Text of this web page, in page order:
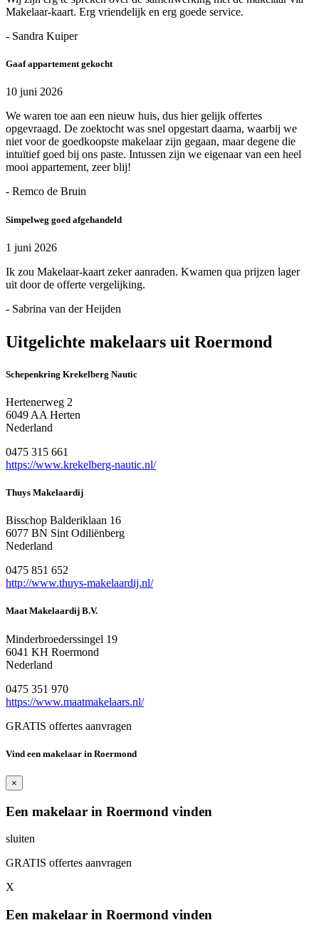
Makelaar-kaart. Erg vriendelijk en erg goede service.
- Sandra Kuiper
Gaaf appartement gekocht
10 juni 2026
We waren toe aan een nieuw huis, dus hier gelijk offertes
opgevraagd. De zoektocht was snel opgestart daarna, waarbij we
niet voor de goedkoopste makelaar zijn gegaan, maar degene die
intuïtief goed bij ons paste. Intussen zijn we eigenaar van een heel
mooi appartement, zeer blij!
- Remco de Bruin
Simpelweg goed afgehandeld
1 juni 2026
Ik zou Makelaar-kaart zeker aanraden. Kwamen qua prijzen lager
uit door de offerte vergelijking.
- Sabrina van der Heijden
Uitgelichte makelaars uit Roermond
Schepenkring Krekelberg Nautic
Hertenerweg 2
6049 AA Herten
Nederland
0475 315 661
https://www.krekelberg-nautic.nl/
Thuys Makelaardij
Bisschop Balderiklaan 16
6077 BN Sint Odiliënberg
Nederland
0475 851 652
http://www.thuys-makelaardij.nl/
Maat Makelaardij B.V.
Minderbroederssingel 19
6041 KH Roermond
Nederland
0475 351 970
https://www.maatmakelaars.nl/
GRATIS offertes aanvragen
Vind een makelaar in Roermond
×
Een makelaar in Roermond vinden
sluiten
GRATIS offertes aanvragen
X
Een makelaar in Roermond vinden